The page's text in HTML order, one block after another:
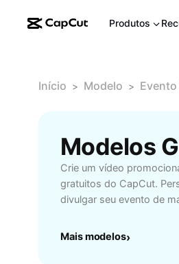
Produtos
Início > Modelo >
Crie um vídeo
gratuitos do CapCut.
divulgar seu evento de
Mais modelos›